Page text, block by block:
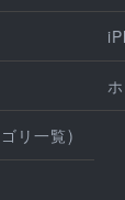
リ一覧)